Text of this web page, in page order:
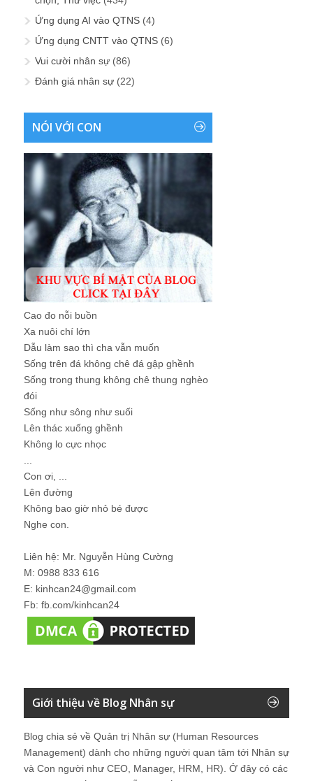
Ứng dụng AI vào QTNS (4)
Ứng dụng CNTT vào QTNS (6)
Vui cười nhân sự (86)
Đánh giá nhân sự (22)
NÓI VỚI CON
Cao đo nỗi buồn
Xa nuôi chí lớn
Dẫu làm sao thì cha vẫn muốn
Sống trên đá không chê đá gập ghềnh
Sống trong thung không chê thung nghèo
đói
Sống như sông như suối
Lên thác xuống ghềnh
Không lo cực nhọc
Con ơi, ...
Lên đường
Không bao giờ nhỏ bé được
Nghe con.
Liên hệ: Mr. Nguyễn Hùng Cường
M: 0988 833 616
E: kinhcan24@gmail.com
Fb: fb.com/kinhcan24
Giới thiệu về Blog Nhân sự
Blog chia sẻ về Quản trị Nhân sự (Human Resources
Management) dành cho những người quan tâm tới Nhân sự
và Con người như CEO, Manager, HRM, HR). Ở đây có các